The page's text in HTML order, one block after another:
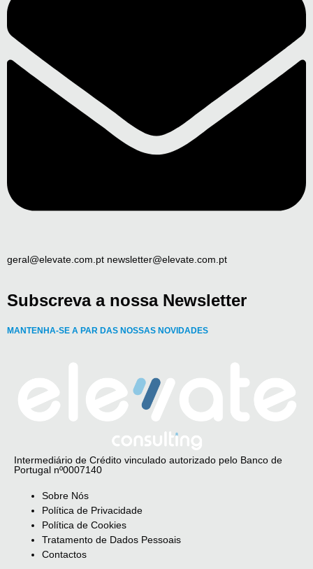
geral@elevate.com.pt newsletter@elevate.com.pt
Subscreva a nossa Newsletter
MANTENHA-SE A PAR DAS NOSSAS NOVIDADES
Intermediário de Crédito vinculado autorizado pelo Banco de
Portugal nº0007140
Sobre Nós
Política de Privacidade
Política de Cookies
Tratamento de Dados Pessoais
Contactos